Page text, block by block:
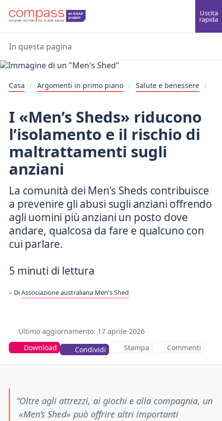
Uscita
rapida
Casa / Argomenti in primo piano / Salute e benessere /
I «Men’s Sheds» riducono
l’isolamento e il rischio di
maltrattamenti sugli
anziani
La comunità dei Men’s Sheds contribuisce
a prevenire gli abusi sugli anziani offrendo
agli uomini più anziani un posto dove
andare, qualcosa da fare e qualcuno con
cui parlare.
5 minuti di lettura
DiAssociazione australiana Men's Shed
Ultimo aggiornamento: 17 aprile 2026
Download
Condividi Stampa Commenti
In questa pagina
Oltre agli attrezzi, ai giochi e alla compagnia, un
«Men’s Shed» può offrire altri importanti